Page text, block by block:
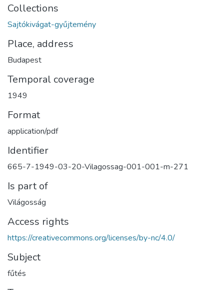
Collections
Sajtókivágat-gyűjtemény
Place, address
Budapest
Temporal coverage
1949
Format
application/pdf
Identifier
665-7-1949-03-20-Vilagossag-001-001-m-271
Is part of
Világosság
Access rights
https://creativecommons.org/licenses/by-nc/4.0/
Subject
fűtés